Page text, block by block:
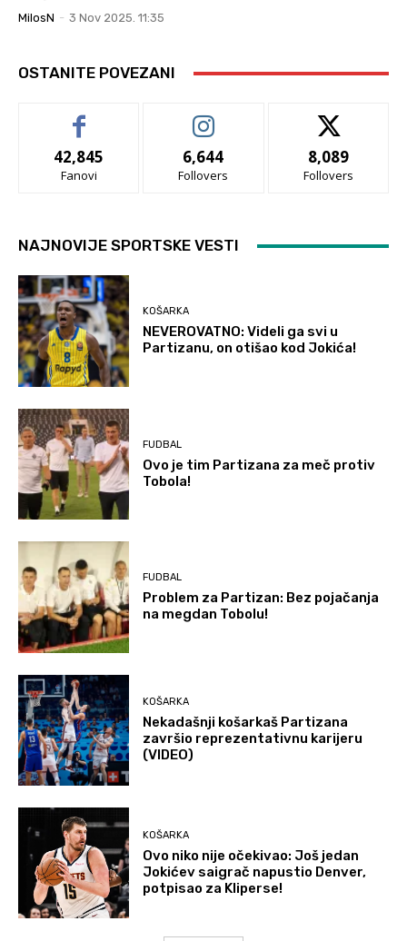
MilosN - 3 Nov 2025. 11:35
OSTANITE POVEZANI
42,845
Fanovi
6,644
Follovers
8,089
Follovers
NAJNOVIJE SPORTSKE VESTI
KOŠARKA
NEVEROVATNO: Videli ga svi u
Partizanu, on otišao kod Jokića!
FUDBAL
Ovo je tim Partizana za meč protiv
Tobola!
FUDBAL
Problem za Partizan: Bez pojačanja
na megdan Tobolu!
KOŠARKA
Nekadašnji košarkaš Partizana
završio reprezentativnu karijeru
(VIDEO)
KOŠARKA
Ovo niko nije očekivao: Još jedan
Jokićev saigrač napustio Denver,
potpisao za Kliperse!